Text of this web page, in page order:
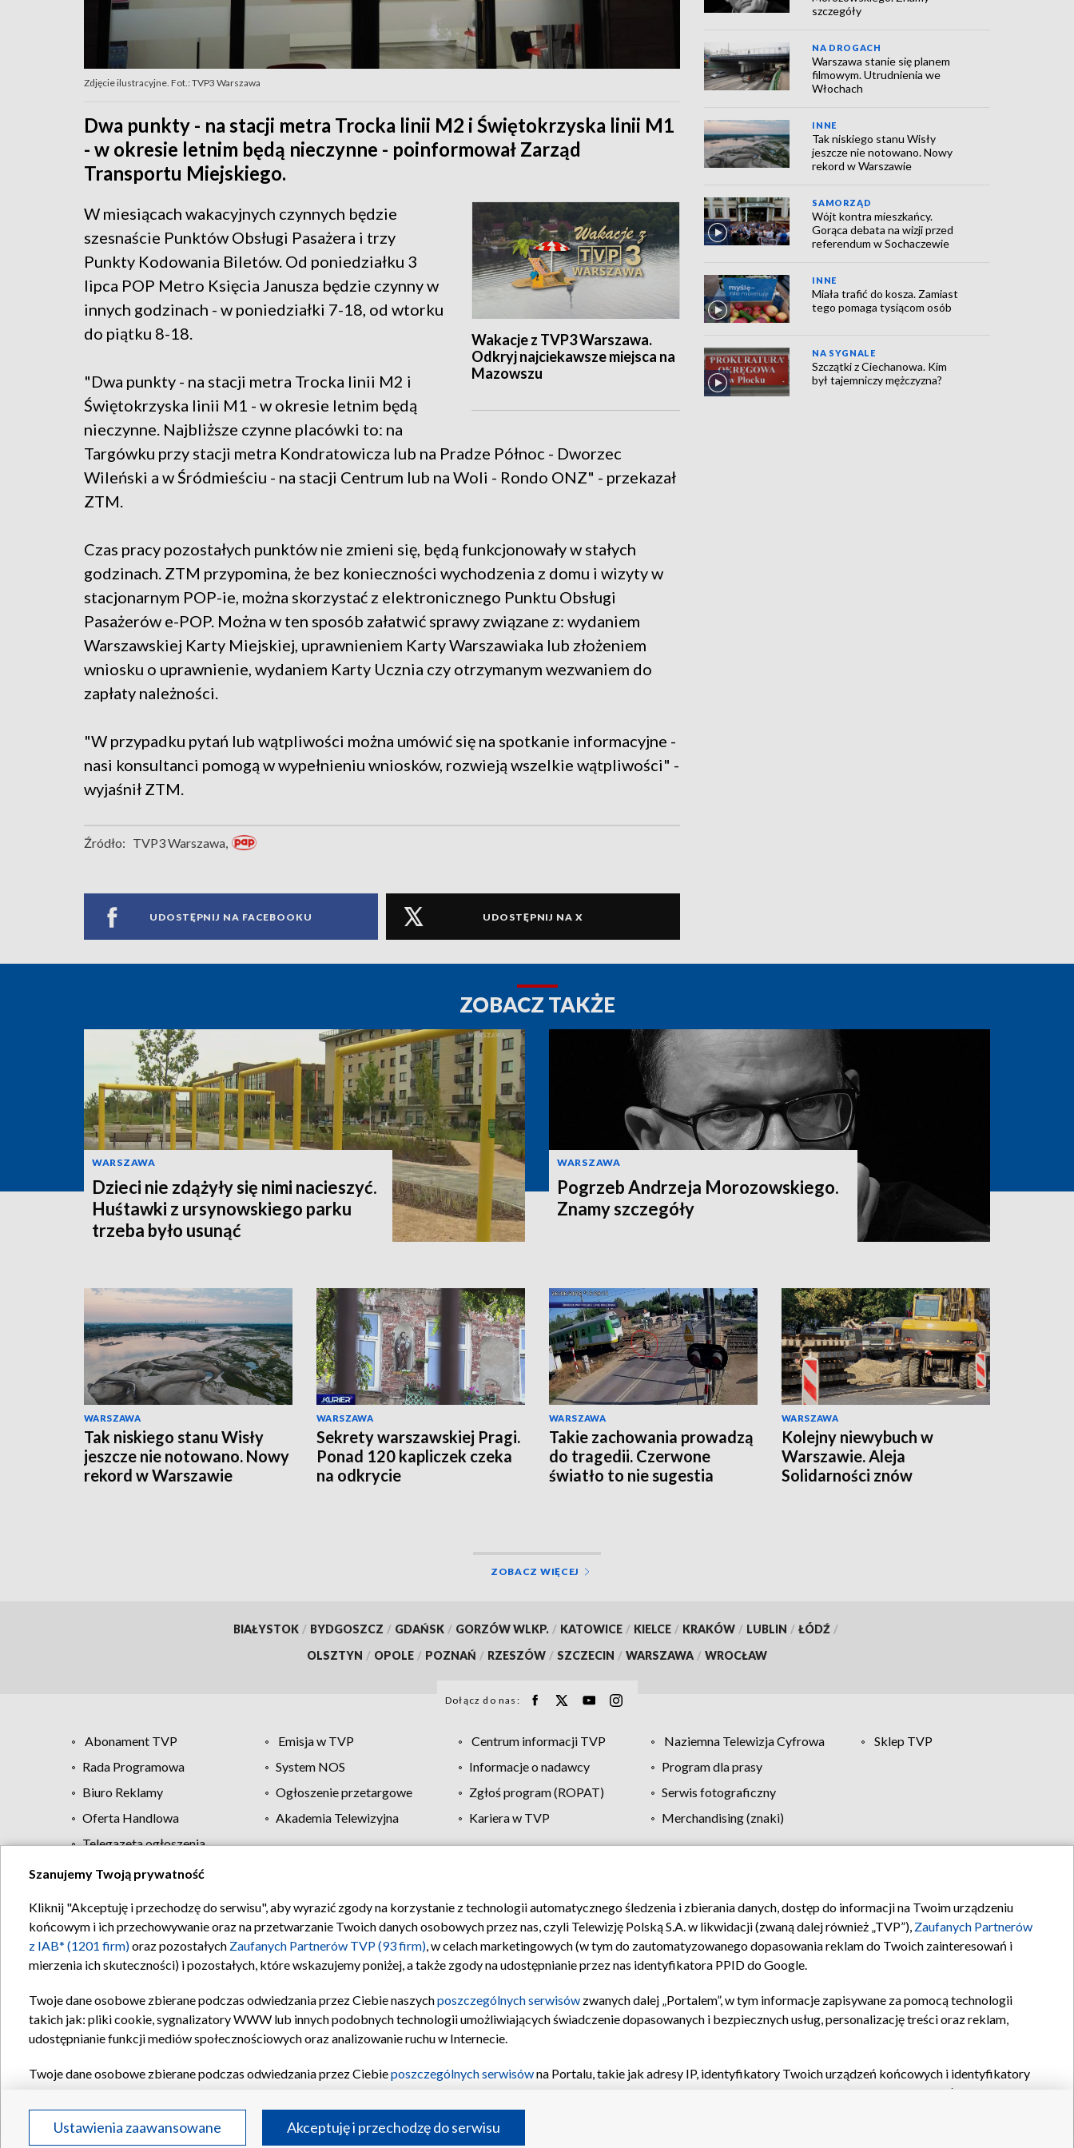
Zdjęcie ilustracyjne. Fot.: TVP3 Warszawa
Dwa punkty - na stacji metra Trocka linii M2 i Świętokrzyska linii M1
- w okresie letnim będą nieczynne - poinformował Zarząd
Transportu Miejskiego.
Wakacje z TVP3 Warszawa.
Odkryj najciekawsze miejsca na
Mazowszu
W miesiącach wakacyjnych czynnych będzie
szesnaście Punktów Obsługi Pasażera i trzy
Punkty Kodowania Biletów. Od poniedziałku 3
lipca POP Metro Księcia Janusza będzie czynny w
innych godzinach - w poniedziałki 7-18, od wtorku
do piątku 8-18.
"Dwa punkty - na stacji metra Trocka linii M2 i
Świętokrzyska linii M1 - w okresie letnim będą
nieczynne. Najbliższe czynne placówki to: na
Targówku przy stacji metra Kondratowicza lub na Pradze Północ - Dworzec
Wileński a w Śródmieściu - na stacji Centrum lub na Woli - Rondo ONZ" - przekazał
ZTM.
Czas pracy pozostałych punktów nie zmieni się, będą funkcjonowały w stałych
godzinach. ZTM przypomina, że bez konieczności wychodzenia z domu i wizyty w
stacjonarnym POP-ie, można skorzystać z elektronicznego Punktu Obsługi
Pasażerów e-POP. Można w ten sposób załatwić sprawy związane z: wydaniem
Warszawskiej Karty Miejskiej, uprawnieniem Karty Warszawiaka lub złożeniem
wniosku o uprawnienie, wydaniem Karty Ucznia czy otrzymanym wezwaniem do
zapłaty należności.
"W przypadku pytań lub wątpliwości można umówić się na spotkanie informacyjne -
nasi konsultanci pomogą w wypełnieniu wniosków, rozwieją wszelkie wątpliwości" -
wyjaśnił ZTM.
Źródło: TVP3 Warszawa,
UDOSTĘPNIJ NA FACEBOOKU UDOSTĘPNIJ NA X
szczegóły
NA DROGACH
Warszawa stanie się planem
filmowym. Utrudnienia we
Włochach
INNE
Tak niskiego stanu Wisły
jeszcze nie notowano. Nowy
rekord w Warszawie
SAMORZĄD
Wójt kontra mieszkańcy.
Gorąca debata na wizji przed
referendum w Sochaczewie
INNE
Miała trafić do kosza. Zamiast
tego pomaga tysiącom osób
NA SYGNALE
Szczątki z Ciechanowa. Kim
był tajemniczy mężczyzna?
ZOBACZ TAKŻE
WARSZAWA
Dzieci nie zdążyły się nimi nacieszyć.
Huśtawki z ursynowskiego parku
trzeba było usunąć
WARSZAWA
Pogrzeb Andrzeja Morozowskiego.
Znamy szczegóły
WARSZAWA
Tak niskiego stanu Wisły
jeszcze nie notowano. Nowy
rekord w Warszawie
WARSZAWA
Sekrety warszawskiej Pragi.
Ponad 120 kapliczek czeka
na odkrycie
WARSZAWA
Takie zachowania prowadzą
do tragedii. Czerwone
światło to nie sugestia
WARSZAWA
Kolejny niewybuch w
Warszawie. Aleja
Solidarności znów
ZOBACZ WIĘCEJ
BIAŁYSTOK / BYDGOSZCZ / GDAŃSK / GORZÓW WLKP. / KATOWICE / KIELCE / KRAKÓW / LUBLIN / ŁÓDŹ /
OLSZTYN / OPOLE / POZNAŃ / RZESZÓW / SZCZECIN / WARSZAWA / WROCŁAW
Dołącz do nas:
Abonament TVP Emisja w TVP Centrum informacji TVP Naziemna Telewizja Cyfrowa
Sklep TVP
Rada Programowa
System NOS Informacje o nadawcy
Program dla prasy
Biuro Reklamy
Ogłoszenie przetargowe Zgłoś program (ROPAT)
Serwis fotograficzny
Oferta Handlowa
Akademia Telewizyjna Kariera w TVP
Merchandising (znaki)
Telegazeta ogłoszenia
Regulamin TVP Polityka prywatności Moje zgody Pomoc Biuro reklamy Kontakt
Szanujemy Twoją prywatność
Kliknij "Akceptuję i przechodzę do serwisu", aby wyrazić zgody na korzystanie z technologii automatycznego śledzenia i zbierania danych, dostęp do informacji na Twoim urządzeniu
końcowym i ich przechowywanie oraz na przetwarzanie Twoich danych osobowych przez nas, czyli Telewizję Polską S.A. w likwidacji (zwaną dalej również „TVP”), Zaufanych Partnerów
z IAB* (1201 firm)oraz pozostałych Zaufanych Partnerów TVP (93 firm), w celach marketingowych (w tym do zautomatyzowanego dopasowania reklam do Twoich zainteresowań i
mierzenia ich skuteczności) i pozostałych, które wskazujemy poniżej, a także zgody na udostępnianie przez nas identyfikatora PPID do Google.
Twoje dane osobowe zbierane podczas odwiedzania przez Ciebie naszychposzczególnych serwisów zwanych dalej „Portalem”, w tym informacje zapisywane za pomocą technologii
takich jak: pliki cookie, sygnalizatory WWW lub innych podobnych technologii umożliwiających świadczenie dopasowanych i bezpiecznych usług, personalizację treści oraz reklam,
udostępnianie funkcji mediów społecznościowych oraz analizowanie ruchu w Internecie.
Twoje dane osobowe zbierane podczas odwiedzania przez Ciebieposzczególnych serwisówna Portalu, takie jak adresy IP, identyfikatory Twoich urządzeń końcowych i identyfikatory
oraz pozostałych
Partnerów TVPdla realizacji następujących celów i funkcji: przechowywania informacji na urządzeniu lub dostęp do nich, wyboru podstawowych reklam, wyboru spersonalizowanych
reklam, tworzenia profilu spersonalizowanych reklam, tworzenia profilu spersonalizowanych treści, wyboru spersonalizowanych treści, pomiaru wydajności reklam, pomiaru wydajności
Ustawienia zaawansowane Akceptuję i przechodzę do serwisu